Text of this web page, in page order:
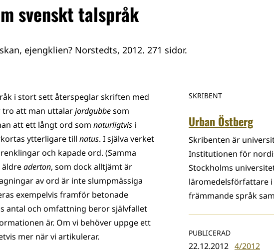
svenskt talspråk
ejengklien? Norstedts, 2012. 271 sidor.
SKRIBENT
Urban Östberg
Skribenten är
Institutionen för
Stockholms
läromedelsförfattare i
främmande språk
PUBLICERAD
22.12.2012 4/2012
i stort sett återspeglar skriften med
tro att man uttalarjordgubbesom
att ett långt ord som naturligtvis i
ytterligare till natus. I själva verket
och kapade ord. (Samma
aderton, som dock alltjämt är
av ord är inte slumpmässiga
exempelvis framför betonade
antal och omfattning beror självfallet
är. Om vi behöver uppge ett
mer när vi artikulerar.